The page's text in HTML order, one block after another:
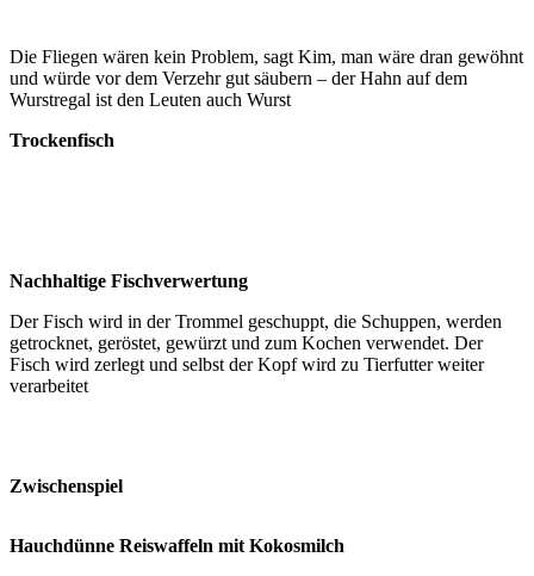
Die Fliegen wären kein Problem, sagt Kim, man wäre dran gewöhnt
und würde vor dem Verzehr gut säubern – der Hahn auf dem
Wurstregal ist den Leuten auch Wurst
Trockenfisch
Nachhaltige Fischverwertung
Der Fisch wird in der Trommel geschuppt, die Schuppen, werden
getrocknet, geröstet, gewürzt und zum Kochen verwendet. Der
Fisch wird zerlegt und selbst der Kopf wird zu Tierfutter weiter
verarbeitet
Zwischenspiel
Hauchdünne Reiswaffeln mit Kokosmilch